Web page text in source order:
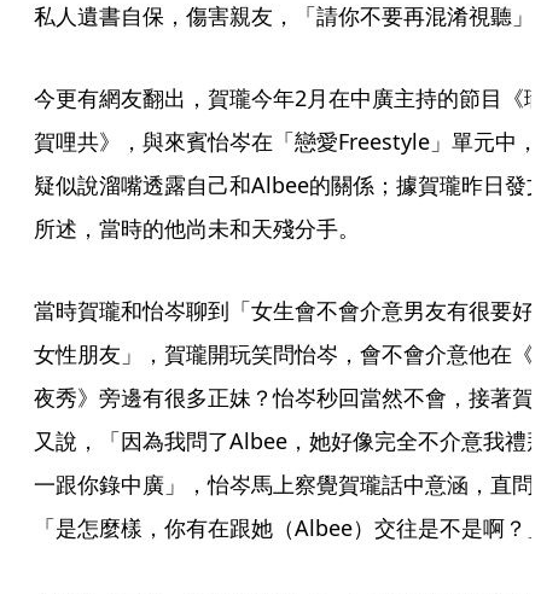
私人遺書自保，傷害親友，「請你不要再混淆視聽」
今更有網友翻出，賀瓏今年2月在中廣主持的節目《
賀哩共》，與來賓怡岑在「戀愛Freestyle」單元中，
疑似說溜嘴透露自己和Albee的關係；據賀瓏昨日發
所述，當時的他尚未和天殘分手。
當時賀瓏和怡岑聊到「女生會不會介意男友有很要好
女性朋友」，賀瓏開玩笑問怡岑，會不會介意他在《
夜秀》旁邊有很多正妹？怡岑秒回當然不會，接著賀
又說，「因為我問了Albee，她好像完全不介意我禮
一跟你錄中廣」，怡岑馬上察覺賀瓏話中意涵，直問
「是怎麼樣，你有在跟她（Albee）交往是不是啊？